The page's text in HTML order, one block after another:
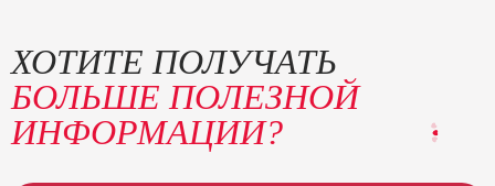
ХОТИТЕ ПОЛУЧАТЬ
БОЛЬШЕ ПОЛЕЗНОЙ
ИНФОРМАЦИИ?